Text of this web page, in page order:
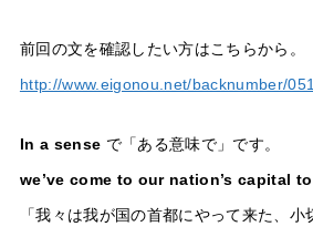
前回の文を確認したい方はこちらから。
http://www.eigonou.net/backnumber/
In a sense で「ある意味で」です。
we’ve come to our nation’s capital
「我々は我が国の首都にやって来た、小